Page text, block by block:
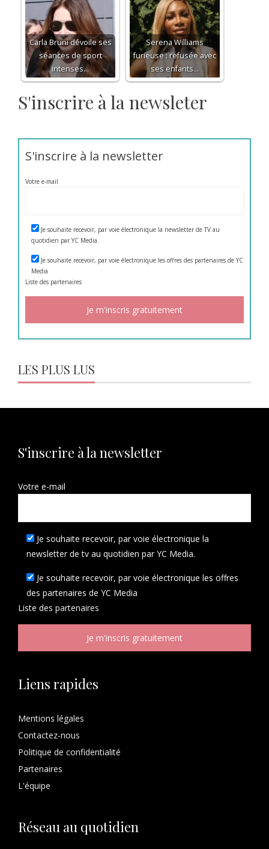
Carla Bruni dévoile ses
séances de sport
intenses…
Serena Williams
furieuse : refusée avec
ses enfants…
S'inscrire à la newsleter
S'inscrire à la newsletter
Votre e-mail
Je souhaite recevoir, par voie électronique la newsletter de TV au
quotidien par YC Media.
Je souhaite recevoir, par voie électronique les offres des partenaires de YC
Media
Liste des partenaires
LES PLUS LUS
S'inscrire à la newsletter
Votre e-mail
Je souhaite recevoir, par voie électronique la
newsletter de tv au quotidien par YC Media.
Je souhaite recevoir, par voie électronique les offres
des partenaires de YC Media
Liste des partenaires
Liens rapides
Mentions légales
Contactez-nous
Politique de confidentialité
Partenaires
L'équipe
Réseau au quotidien